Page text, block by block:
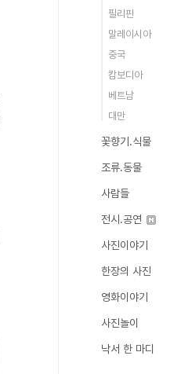
필리핀
말레이시아
중국
캄보디아
베트남
대만
꽃향기.식물
조류.동물
사람들
전시.공연
사진이야기
한장의 사진
영화이야기
사진놀이
낙서 한 마디